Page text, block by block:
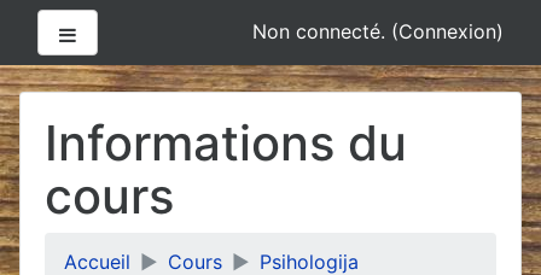
Passer
au
contenu
principal
Non connecté. (Connexion)
Informations du
cours
Accueil Cours
Psihologija